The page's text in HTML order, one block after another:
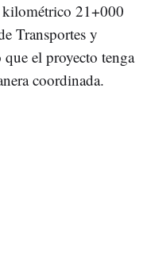
21+000
Transportes y
el proyecto tenga
coordinada.